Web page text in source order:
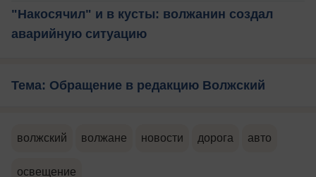
"Накосячил" и в кусты: волжанин создал
аварийную ситуацию
Тема: Обращение в редакцию Волжский
волжский волжане новости дорога авто
освещение